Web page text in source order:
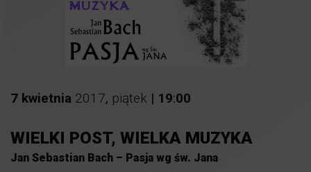
7 kwietnia 2017, piątek | 19:00
WIELKI POST, WIELKA MUZYKA
Jan Sebastian Bach – Pasja wg św. Jana